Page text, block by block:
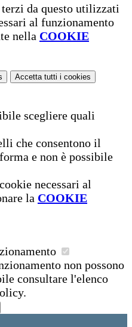
da questo utilizzati
al funzionamento
nella COOKIE
Accetta tutti i cookies
scegliere quali
che consentono il
e non è possibile
necessari al
la COOKIE
non possono
consultare l'elenco